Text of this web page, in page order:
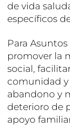
de vida
específicos
Para
promover la
social,
comunidad
abandono y
deterioro de
apoyo